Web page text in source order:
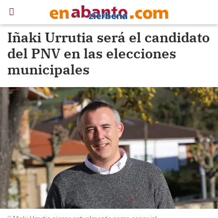
Iñaki Urrutia será el candidato
del PNV en las elecciones
municipales